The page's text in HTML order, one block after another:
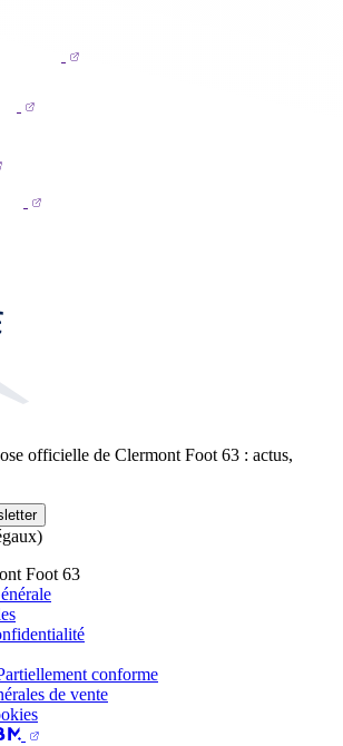
officielle de Clermont Foot 63 : actus,
Foot 63
conforme
de vente